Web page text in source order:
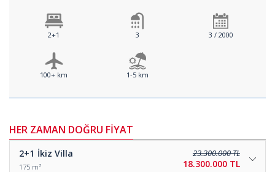
2+1 3 3 / 2000
100+ km 1-5 km
HER ZAMAN DOĞRU FİYAT
2+1 İkiz Villa
175 m²
23.300.000 TL
18.300.000 TL